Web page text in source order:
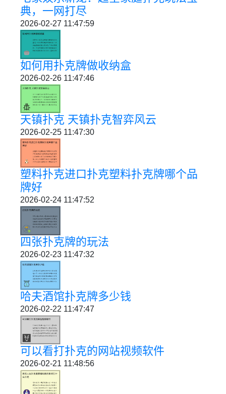
典，一网打尽
2026-02-27 11:47:59
如何用扑克牌做收纳盒
2026-02-26 11:47:46
天镇扑克 天镇扑克智弈风云
2026-02-25 11:47:30
塑料扑克进口扑克塑料扑克牌哪个品
牌好
2026-02-24 11:47:52
四张扑克牌的玩法
2026-02-23 11:47:32
哈夫酒馆扑克牌多少钱
2026-02-22 11:47:47
可以看打扑克的网站视频软件
2026-02-21 11:48:56